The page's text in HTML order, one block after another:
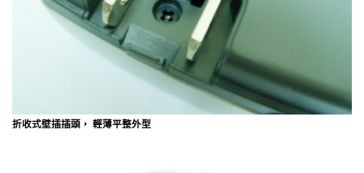
折收式壁插插頭， 輕薄平整外型